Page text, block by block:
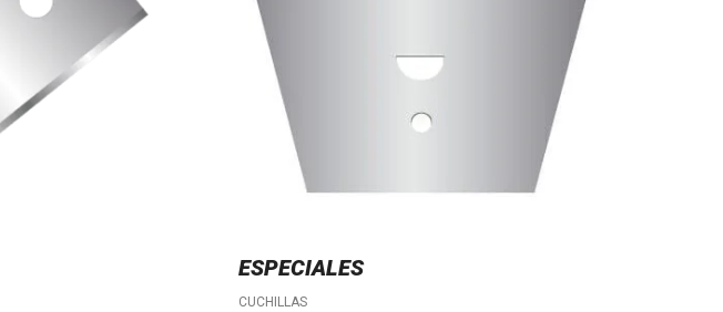
ESPECIALES
CUCHILLAS